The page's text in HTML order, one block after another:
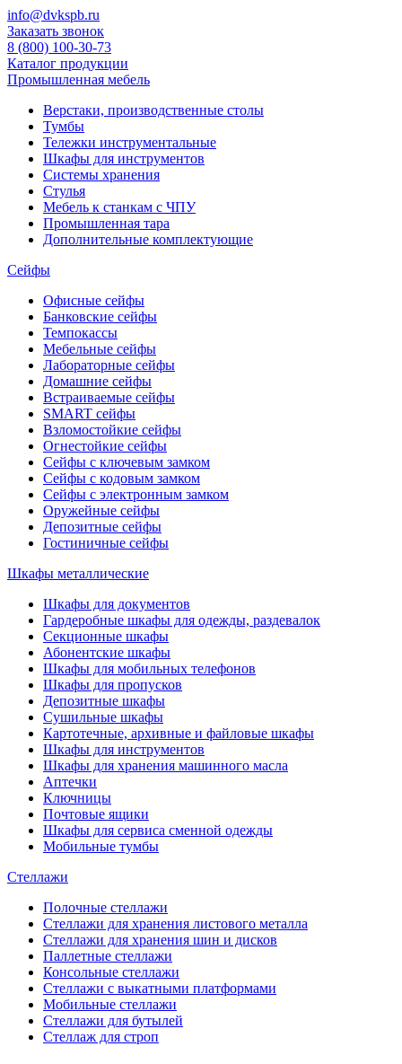
info@dvkspb.ru
Заказать звонок
8 (800) 100-30-73
Каталог продукции
Промышленная мебель
Верстаки, производственные столы
Тумбы
Тележки инструментальные
Шкафы для инструментов
Системы хранения
Стулья
Мебель к станкам с ЧПУ
Промышленная тара
Дополнительные комплектующие
Сейфы
Офисные сейфы
Банковские сейфы
Темпокассы
Мебельные сейфы
Лабораторные сейфы
Домашние сейфы
Встраиваемые сейфы
SMART сейфы
Взломостойкие сейфы
Огнестойкие сейфы
Сейфы с ключевым замком
Сейфы с кодовым замком
Сейфы с электронным замком
Оружейные сейфы
Депозитные сейфы
Гостиничные сейфы
Шкафы металлические
Шкафы для документов
Гардеробные шкафы для одежды, раздевалок
Секционные шкафы
Абонентские шкафы
Шкафы для мобильных телефонов
Шкафы для пропусков
Депозитные шкафы
Сушильные шкафы
Картотечные, архивные и файловые шкафы
Шкафы для инструментов
Шкафы для хранения машинного масла
Аптечки
Ключницы
Почтовые ящики
Шкафы для сервиса сменной одежды
Мобильные тумбы
Стеллажи
Полочные стеллажи
Стеллажи для хранения листового металла
Стеллажи для хранения шин и дисков
Паллетные стеллажи
Консольные стеллажи
Стеллажи с выкатными платформами
Мобильные стеллажи
Стеллажи для бутылей
Стеллаж для строп